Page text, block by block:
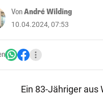
VonAndré Wilding
10.04.2024, 07:53
Ein 83-Jähriger